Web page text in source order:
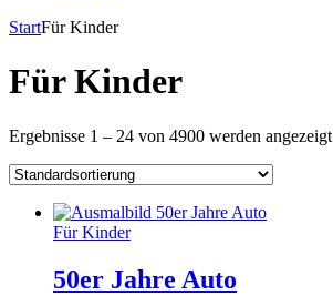
StartFür Kinder
Für Kinder
Ergebnisse 1 – 24 von 4900 werden angezeigt
Für Kinder
50er Jahre Auto